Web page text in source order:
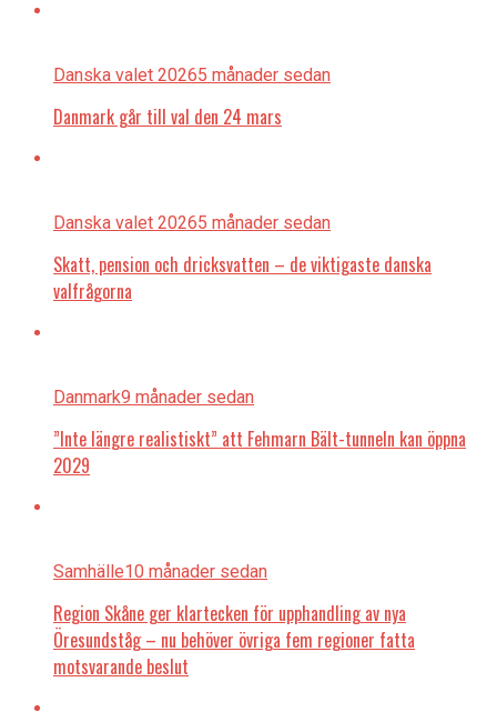
Danska valet 20265 månader sedan
Danmark går till val den 24 mars
Danska valet 20265 månader sedan
Skatt, pension och dricksvatten – de viktigaste danska
valfrågorna
Danmark9 månader sedan
”Inte längre realistiskt” att Fehmarn Bält-tunneln kan öppna
2029
Samhälle10 månader sedan
Region Skåne ger klartecken för upphandling av nya
Öresundståg – nu behöver övriga fem regioner fatta
motsvarande beslut